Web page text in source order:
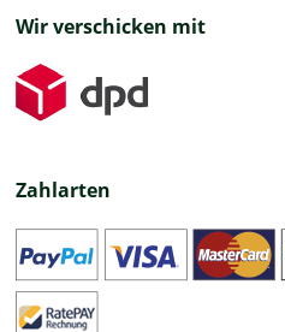
Wir verschicken mit
Zahlarten